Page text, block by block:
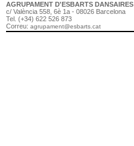
AGRUPAMENT D'ESBARTS DANSAIRES
c/ València 558, 6è 1a - 08026 Barcelona
Tel. (+34) 622 526 873
Correu: agrupament@esbarts.cat